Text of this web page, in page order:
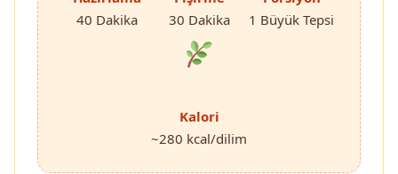
40 Dakika
30 Dakika
1 Büyük Tepsi
Kalori
~280 kcal/dilim